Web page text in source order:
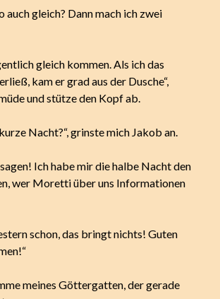
auch gleich? Dann mach ich zwei
gleich kommen. Als ich das
kam er grad aus der Dusche“,
und stütze den Kopf ab.
Nacht?“, grinste mich Jakob an.
sagen! Ich habe mir die halbe Nacht den
wer Moretti über uns Informationen
schon, das bringt nichts! Guten
meines Göttergatten, der gerade